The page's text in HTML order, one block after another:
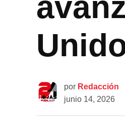
por Redacción
junio 14, 2026